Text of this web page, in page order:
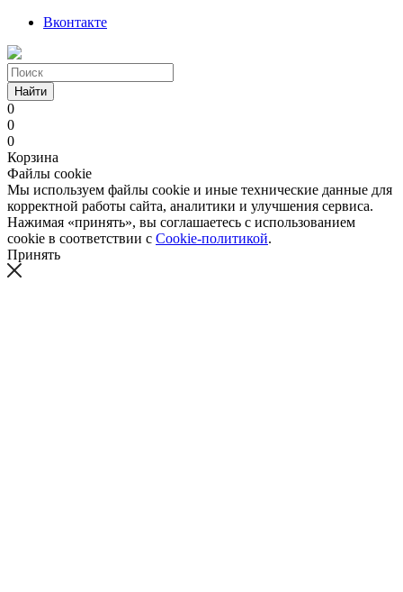
Вконтакте
Найти
0
0
0
Корзина
Файлы cookie
Мы используем файлы cookie и иные технические данные для
корректной работы сайта, аналитики и улучшения сервиса.
Нажимая «принять», вы соглашаетесь с использованием
cookie в соответствии с Cookie-политикой.
Принять